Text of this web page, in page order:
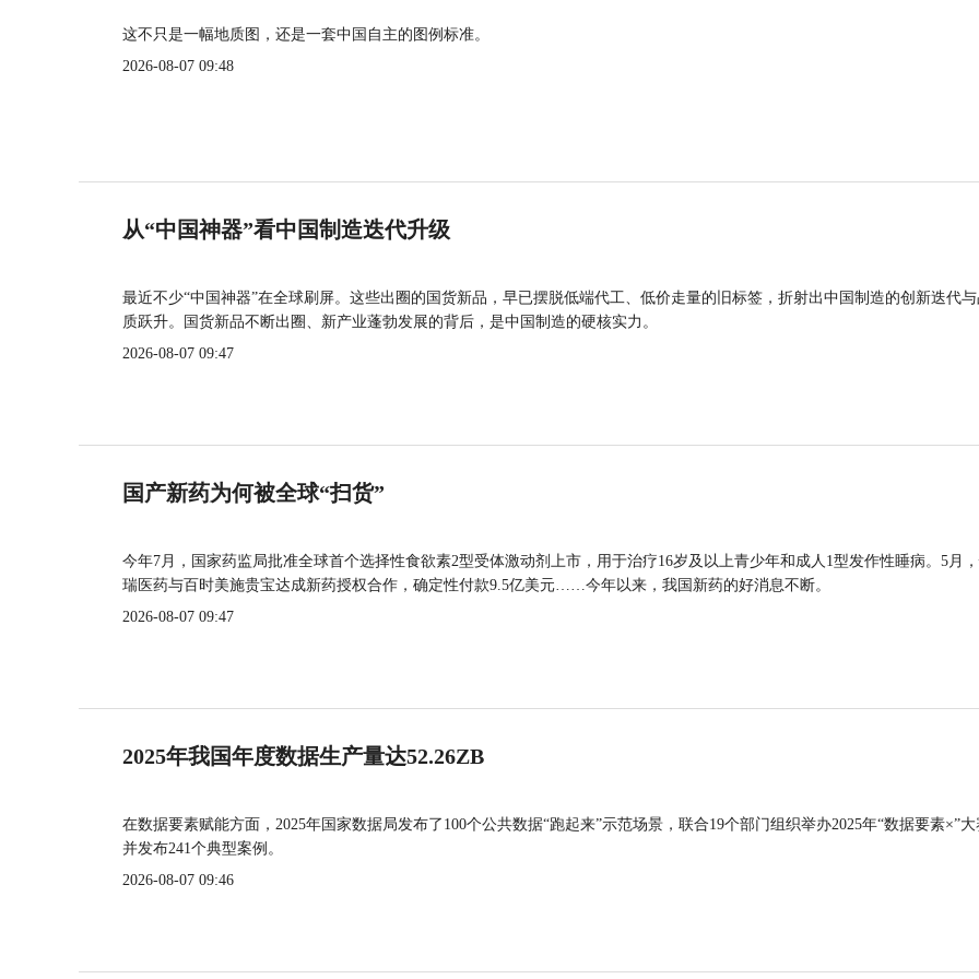
这不只是一幅地质图，还是一套中国自主的图例标准。
2026-08-07 09:48
从“中国神器”看中国制造迭代升级
最近不少“中国神器”在全球刷屏。这些出圈的国货新品，早已摆脱低端代工、低价走量的旧标签，折射出中国制造的创新迭代
质跃升。国货新品不断出圈、新产业蓬勃发展的背后，是中国制造的硬核实力。
2026-08-07 09:47
国产新药为何被全球“扫货”
今年7月，国家药监局批准全球首个选择性食欲素2型受体激动剂上市，用于治疗16岁及以上青少年和成人1型发作性睡病。5月
瑞医药与百时美施贵宝达成新药授权合作，确定性付款9.5亿美元……今年以来，我国新药的好消息不断。
2026-08-07 09:47
2025年我国年度数据生产量达52.26ZB
在数据要素赋能方面，2025年国家数据局发布了100个公共数据“跑起来”示范场景，联合19个部门组织举办2025年“数据要素×”大
并发布241个典型案例。
2026-08-07 09:46